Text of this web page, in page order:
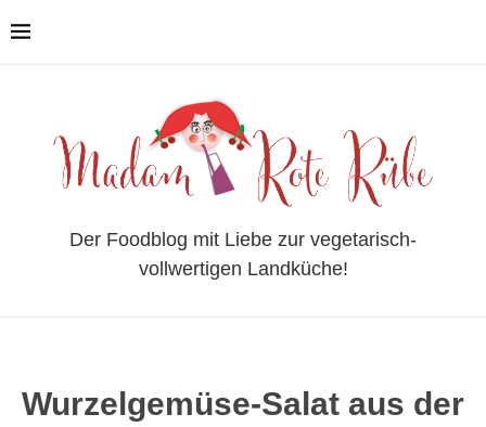
Der Foodblog mit Liebe zur vegetarisch-
vollwertigen Landküche!
Wurzelgemüse-Salat aus der